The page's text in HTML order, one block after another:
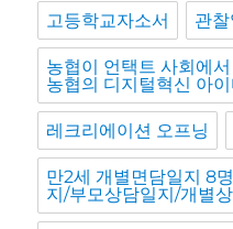
고등학교자소서 관
농협이 언택트 사회에
농협의 디지털혁신 아
레크리에이션 오프닝
만2세 개별면담일지 8
지/부모상담일지/개별